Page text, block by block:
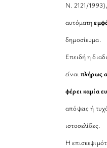
Ν. 2121/1993),
αυτόματη
δημοσίευμα.
Επειδή η
είναιπλήρως
φέρει καμία
απόψεις ή
ιστοσελίδες.
Η